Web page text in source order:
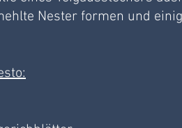
Nester formen und